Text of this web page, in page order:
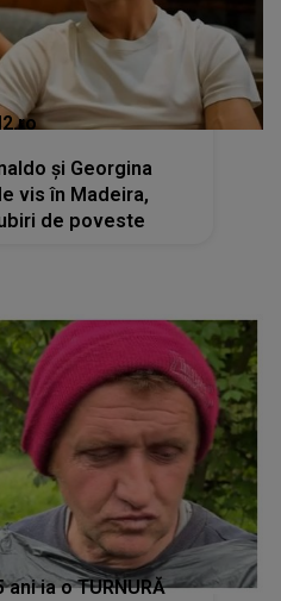
și Georgina
vis în Madeira,
de poveste
ia o TURNURĂ